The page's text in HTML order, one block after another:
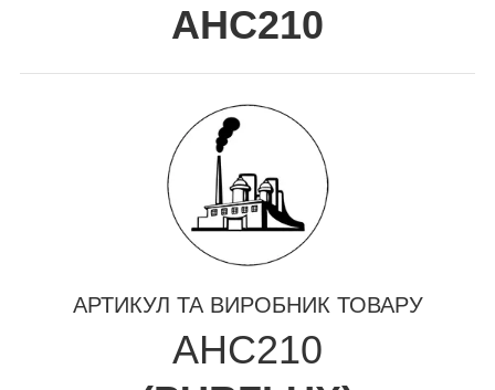
AHC210
АРТИКУЛ ТА ВИРОБНИК ТОВАРУ
AHC210